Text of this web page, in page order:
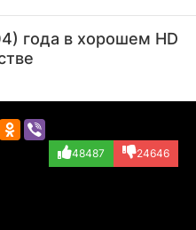
(Rochester)
года в хорошем HD
48487 24646